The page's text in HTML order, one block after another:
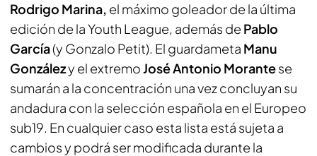
Rodrigo Marina, el máximo goleador de la última
edición de la Youth League, además de Pablo
García(y Gonzalo Petit). El guardameta Manu
Gonzálezy el extremoJosé Antonio Morantese
sumarán a la concentración una vez concluyan su
andadura con la selección española en el Europeo
sub19. En cualquier caso esta lista está sujeta a
cambios y podrá ser modificada durante la